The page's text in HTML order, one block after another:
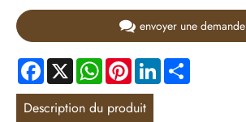
envoyer une demande
Facebook
X WhatsApp
PinterestLinkedIn
Description du produit